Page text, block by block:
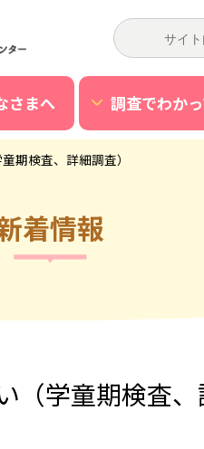
さまへ 調査でわか
期検査、詳細調査）
着情報
学童期検査、